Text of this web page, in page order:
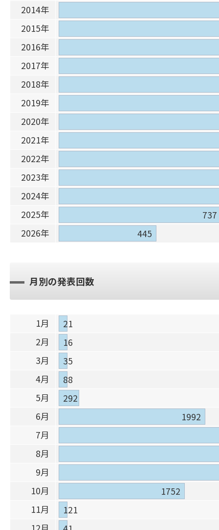
2014年
2015年
2016年
2017年
2018年
2019年
2020年
2021年
2022年
2023年
2024年
2025年
737
2026年
445
月別の発表回数
1月
21
2月
16
3月
35
4月
88
5月
292
6月
1992
7月
8月
9月
10月
1752
11月
121